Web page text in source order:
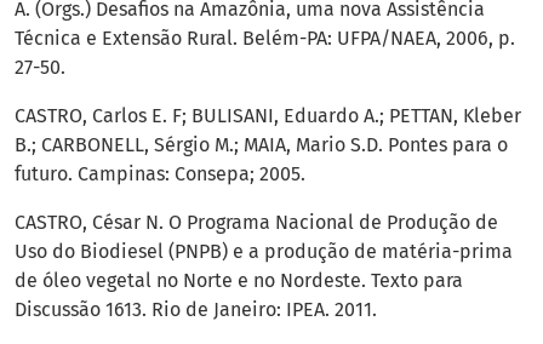
A. (Orgs.) Desafios na Amazônia, uma nova Assistência
Técnica e Extensão Rural. Belém-PA: UFPA/NAEA, 2006, p.
27-50.
CASTRO, Carlos E. F; BULISANI, Eduardo A.; PETTAN, Kleber
B.; CARBONELL, Sérgio M.; MAIA, Mario S.D. Pontes para o
futuro. Campinas: Consepa; 2005.
CASTRO, César N. O Programa Nacional de Produção de
Uso do Biodiesel (PNPB) e a produção de matéria-prima
de óleo vegetal no Norte e no Nordeste. Texto para
Discussão 1613. Rio de Janeiro: IPEA. 2011.